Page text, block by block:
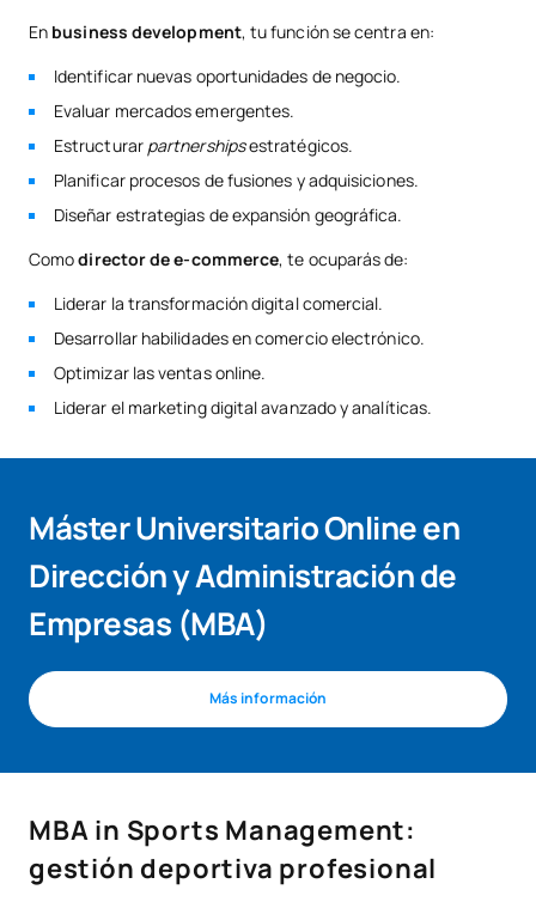
En business development, tu función se centra en:
Identificar nuevas oportunidades de negocio.
Evaluar mercados emergentes.
Estructurar partnershipsestratégicos.
Planificar procesos de fusiones y adquisiciones.
Diseñar estrategias de expansión geográfica.
Comodirector de e-commerce, te ocuparás de:
Liderar la transformación digital comercial.
Desarrollar habilidades en comercio electrónico.
Optimizar las ventas online.
Liderar el marketing digital avanzado y analíticas.
Máster Universitario Online en
Dirección y Administración de
Empresas (MBA)
Más información
MBA in Sports Management:
gestión deportiva profesional